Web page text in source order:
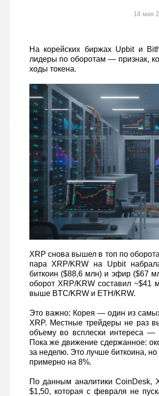
14 мая
На корейских биржах Upbit и
лидеры по оборотам — признак,
ходы токена.
XRP снова вышел в топ по
пара XRP/KRW на Upbit
биткоин ($88,6 млн) и эфир ($67
оборот XRP/KRW составил ~$41
выше BTC/KRW и ETH/KRW.
Это важно: Корея — один из
XRP. Местные трейдеры не раз
объему во всплески интереса —
Пока же движение сдержанное:
за неделю. Это лучше биткоина,
примерно на 8%.
По данным аналитики CoinDesk,
$1,50, которая с февраля не